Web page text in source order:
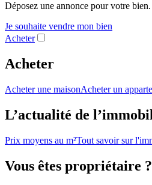
Déposez une annonce pour votre bien.
Je souhaite vendre mon bien
Acheter
Acheter
Acheter une maisonAcheter un
L’actualité de
Prix moyens au m²Tout savoir sur
Vous êtes propriétaire ?